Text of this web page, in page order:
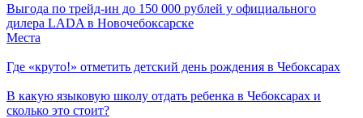
Выгода по трейд-ин до 150 000 рублей у официального
дилера LADA в Новочебоксарске
Места
Где «круто!» отметить детский день рождения в Чебоксарах
В какую языковую школу отдать ребенка в Чебоксарах и
сколько это стоит?